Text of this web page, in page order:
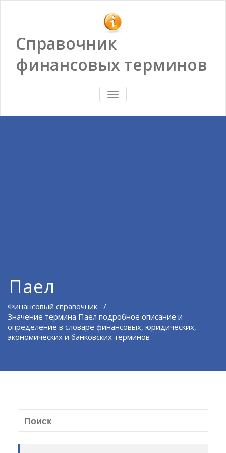
Справочник
финансовых терминов
ПОКАЗАТЬ/
СКРЫТЬ
Паел
Финансовый справочник /
Значение термина Паел подробное описание и
определение в словаре финансовых, юридических,
экономических и банковских терминов